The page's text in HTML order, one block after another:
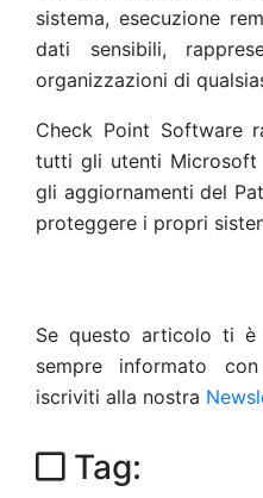
sistema, esecuzione
dati sensibili,
organizzazioni di
Check Point Software
tutti gli utenti Microsoft
gli aggiornamenti del
proteggere i propri
Se questo articolo ti è
sempre informato
iscriviti alla nostra
Tag: